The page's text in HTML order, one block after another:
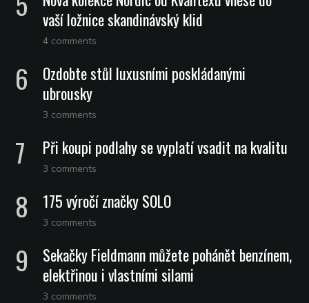
vaší ložnice skandinávský klid
4 comments
Ozdobte stůl luxusními poskládanými
ubrousky
3 comments
Při koupi podlahy se vyplatí vsadit na kvalitu
3 comments
175 výročí značky SOLO
3 comments
Sekačky Fieldmann můžete pohánět benzínem,
elektřinou i vlastními silami
3 comments